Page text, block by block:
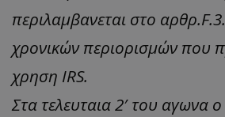
περιλαμβανεται στο
χρονικών περιορισμών που
χρηση IRS.
Στα τελευταια 2′ του αγωνα